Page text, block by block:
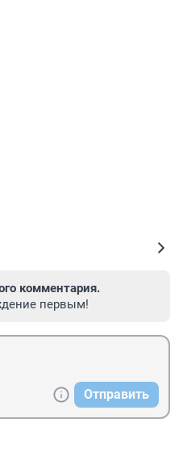
комментария.
первым!
Отправить